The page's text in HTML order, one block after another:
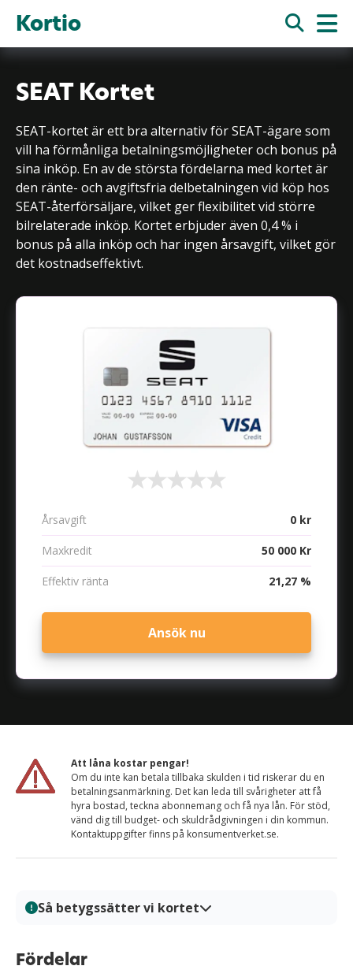
Kortio
Årsavgift 0 kr
Maxkredit 50 000 Kr
Effektiv ränta 21,27 %
Ansök nu
SEAT Kortet
SEAT-kortet är ett bra alternativ för SEAT-ägare som
vill ha förmånliga betalningsmöjligheter och bonus på
sina inköp. En av de största fördelarna med kortet är
den ränte- och avgiftsfria delbetalningen vid köp hos
SEAT-återförsäljare, vilket ger flexibilitet vid större
bilrelaterade inköp. Kortet erbjuder även 0,4 % i
bonus på alla inköp och har ingen årsavgift, vilket gör
det kostnadseffektivt.
Att låna kostar pengar!
Om du inte kan betala tillbaka skulden i tid riskerar du en
betalningsanmärkning. Det kan leda till svårigheter att få
hyra bostad, teckna abonnemang och få nya lån. För stöd,
vänd dig till budget- och skuldrådgivningen i din kommun.
Kontaktuppgifter finns på konsumentverket.se.
Så betygssätter vi kortet
en systematisk och transparent granskningsprocess.
Fördelar